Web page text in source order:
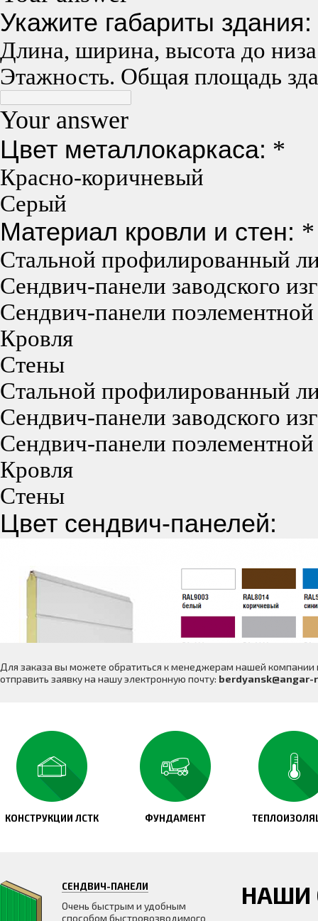
Для заказа вы можете обратиться к менеджерам нашей
отправить заявку на нашу электронную почту: berdyansk@angar-
КОНСТРУКЦИИ ЛСТК ФУНДАМЕНТ
СЕНДВИЧ-ПАНЕЛИ
Очень быстрым и удобным
способом быстровозводимого
НАШИ